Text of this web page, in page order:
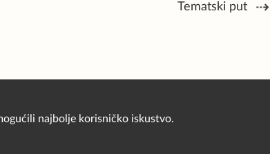
Tematski put
najbolje korisničko iskustvo.